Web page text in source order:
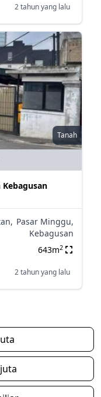
2 tahun yang lalu
Tanah
Kebagusan
Pasar Minggu,
Kebagusan
643m2
2 tahun yang lalu